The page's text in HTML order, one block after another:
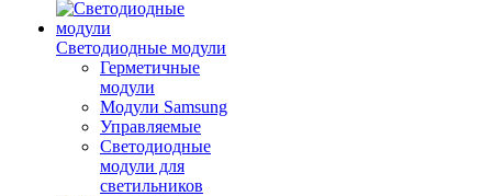
Светодиодные модули
Герметичные
модули
Модули Samsung
Управляемые
Светодиодные
модули для
светильников